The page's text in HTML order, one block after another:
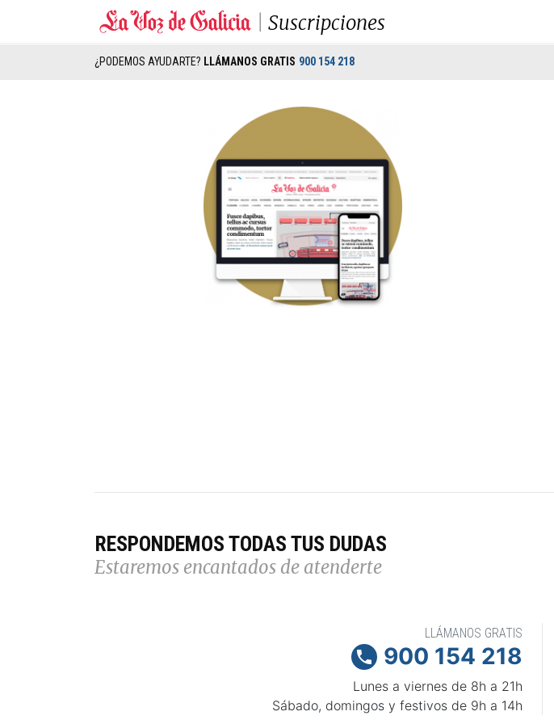
Suscripciones
¿PODEMOS AYUDARTE? LLÁMANOS GRATIS 900 154 218
RESPONDEMOS TODAS TUS DUDAS
Estaremos encantados de atenderte
LLÁMANOS GRATIS
 900 154 218
Lunes a viernes de 8h a 21h
Sábado, domingos y festivos de 9h a 14h